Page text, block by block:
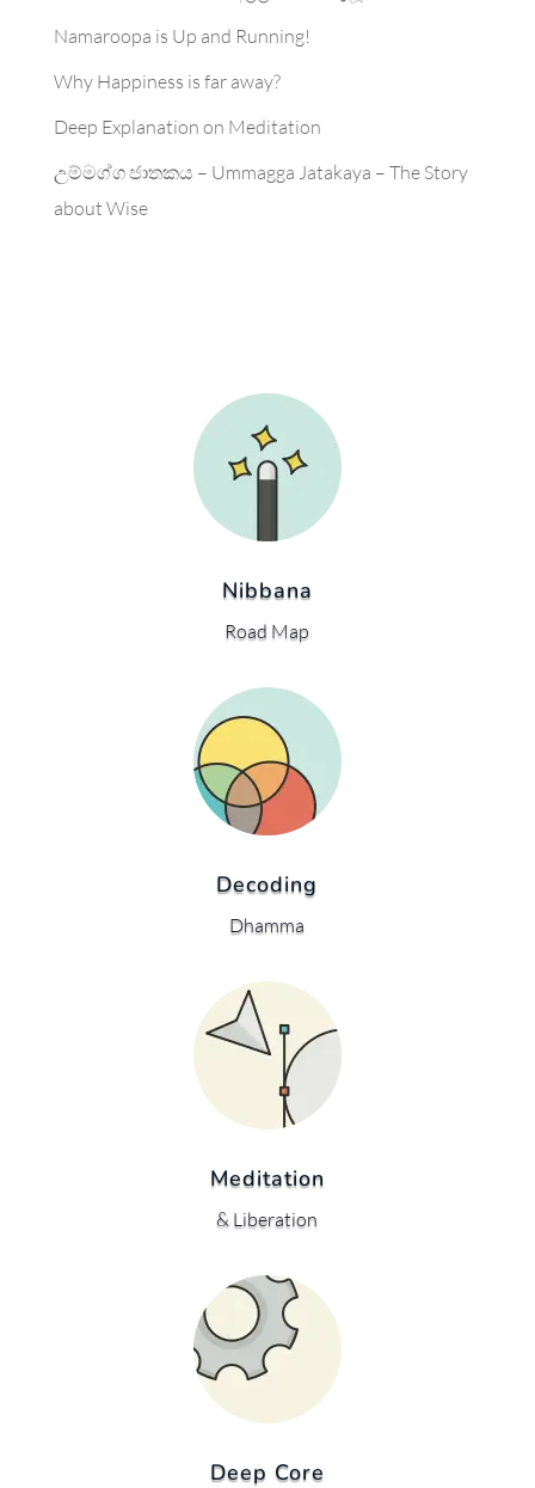
Namaroopa is Up and Running!
Why Happiness is far away?
Deep Explanation on Meditation
උම්මග්ග ජාතකය – Ummagga Jatakaya – The Story
about Wise
Nibbana
Road Map
Decoding
Dhamma
Meditation
& Liberation
Deep Core